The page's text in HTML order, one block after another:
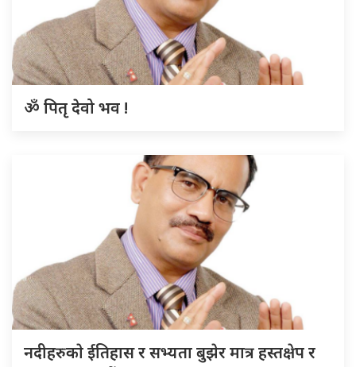
ॐ पितृ देवो भव !
नदीहरुकाे ईतिहास र सभ्यता बुझेर मात्र हस्तक्षेप र